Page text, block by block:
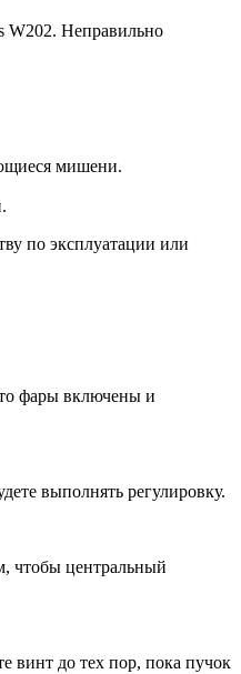
W202. Неправильно
мишени.
по эксплуатации или
фары включены и
выполнять регулировку.
чтобы центральный
винт до тех пор, пока пучок